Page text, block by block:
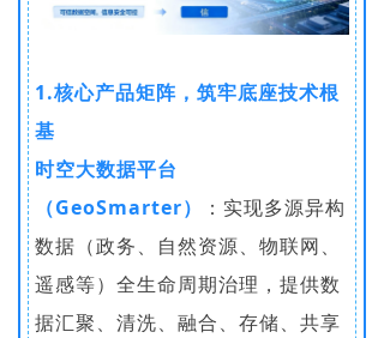
1.核心产品矩阵，筑牢底座技术根
基
时空大数据平台
（GeoSmarter）
：实现多源异构
数据（政务、自然资源、物联网、
遥感等）全生命周期治理，提供数
据汇聚、清洗、融合、存储、共享